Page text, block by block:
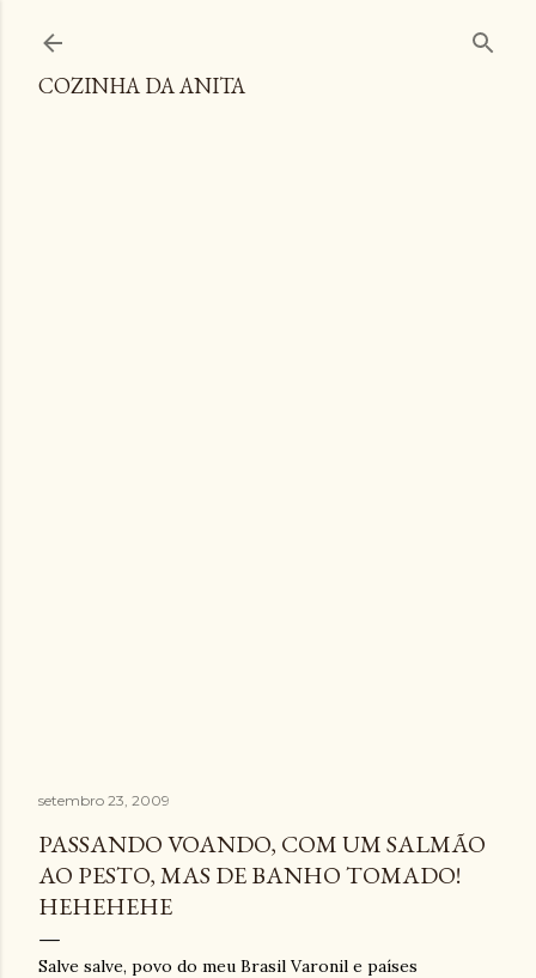
COZINHA DA ANITA
setembro 23, 2009
PASSANDO VOANDO, COM UM SALMÃO
AO PESTO, MAS DE BANHO TOMADO!
HEHEHEHE
Salve salve, povo do meu Brasil Varonil e países